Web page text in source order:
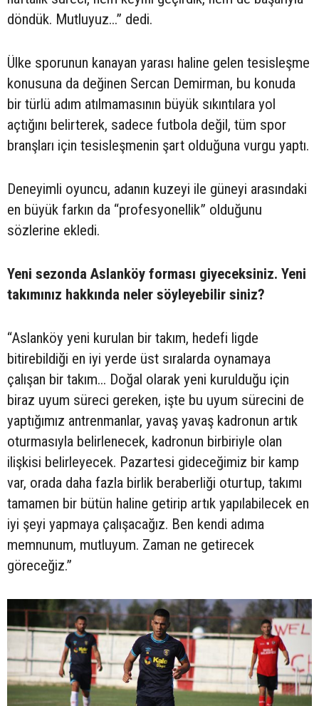
döndük. Mutluyuz...” dedi.
Ülke sporunun kanayan yarası haline gelen tesisleşme
konusuna da değinen Sercan Demirman, bu konuda
bir türlü adım atılmamasının büyük sıkıntılara yol
açtığını belirterek, sadece futbola değil, tüm spor
branşları için tesisleşmenin şart olduğuna vurgu yaptı.
Deneyimli oyuncu, adanın kuzeyi ile güneyi arasındaki
en büyük farkın da “profesyonellik” olduğunu
sözlerine ekledi.
Yeni sezonda Aslanköy forması giyeceksiniz. Yeni
takımınız hakkında neler söyleyebilir siniz?
“Aslanköy yeni kurulan bir takım, hedefi ligde
bitirebildiği en iyi yerde üst sıralarda oynamaya
çalışan bir takım... Doğal olarak yeni kurulduğu için
biraz uyum süreci gereken, işte bu uyum sürecini de
yaptığımız antrenmanlar, yavaş yavaş kadronun artık
oturmasıyla belirlenecek, kadronun birbiriyle olan
ilişkisi belirleyecek. Pazartesi gideceğimiz bir kamp
var, orada daha fazla birlik beraberliği oturtup, takımı
tamamen bir bütün haline getirip artık yapılabilecek en
iyi şeyi yapmaya çalışacağız. Ben kendi adıma
memnunum, mutluyum. Zaman ne getirecek
göreceğiz.”